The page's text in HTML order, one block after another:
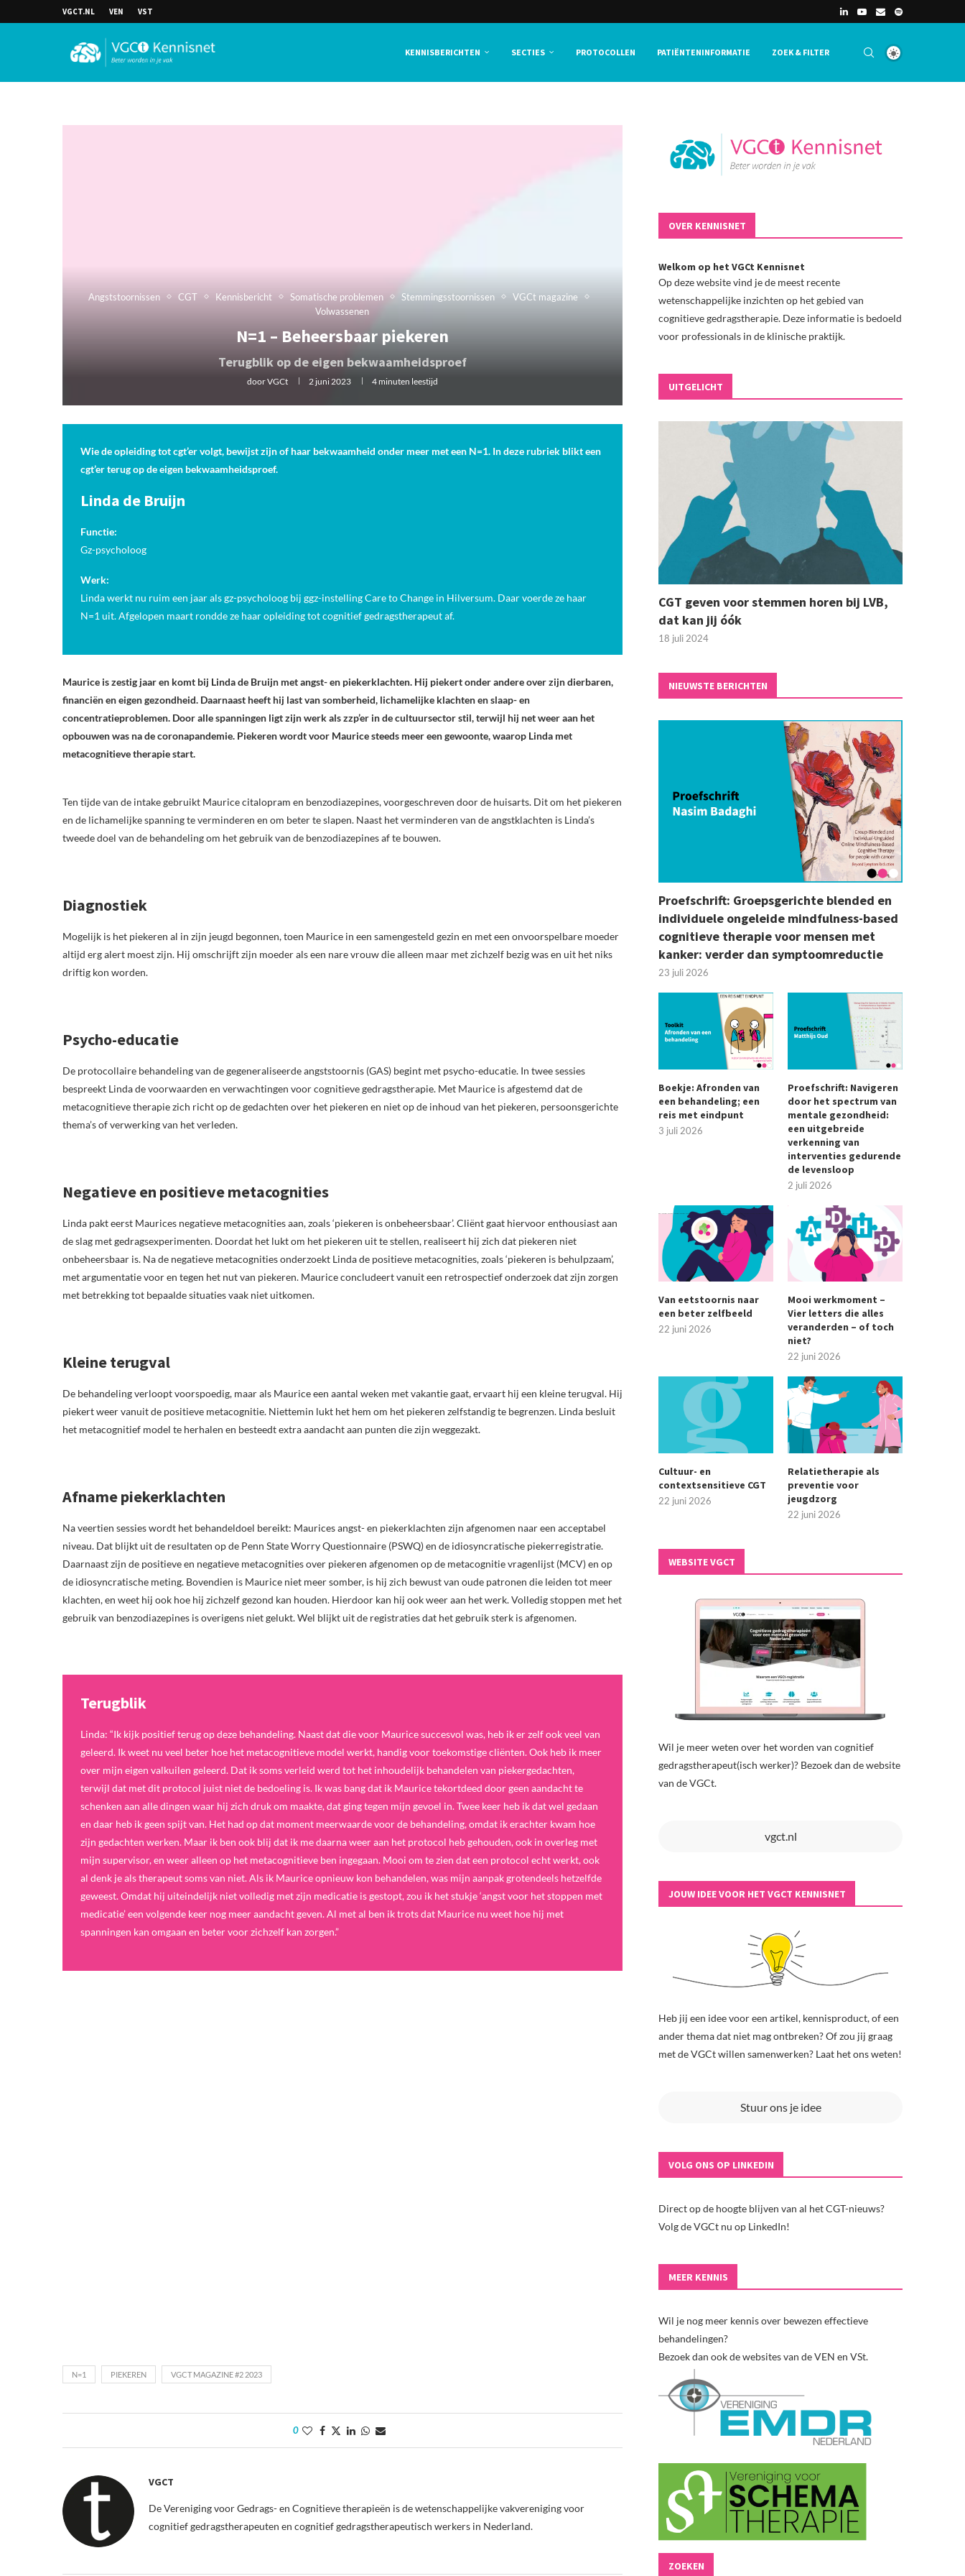
VGCT.NL VEN VST
KENNISBERICHTEN SECTIES PROTOCOLLEN PATIËNTENINFORMATIE ZOEK & FILTER
Angststoornissen CGT Kennisbericht Somatische problemen Stemmingsstoornissen
VGCt magazine
Volwassenen
N=1 – Beheersbaar piekeren
Terugblik op de eigen bekwaamheidsproef
doorVGCt 2 juni 2023 4 minuten leestijd
Wie de opleiding tot cgt’er volgt, bewijst zijn of haar bekwaamheid onder meer met een N=1. In deze rubriek blikt een
cgt’er terug op de eigen bekwaamheidsproef.
Linda de Bruijn
Functie:
Gz-psycholoog
Werk:
Linda werkt nu ruim een jaar als gz-psycholoog bij ggz-instelling Care to Change in Hilversum. Daar voerde ze haar
N=1 uit. Afgelopen maart rondde ze haar opleiding tot cognitief gedragstherapeut af.
Maurice is zestig jaar en komt bij Linda de Bruijn met angst- en piekerklachten. Hij piekert onder andere over zijn dierbaren,
financiën en eigen gezondheid. Daarnaast heeft hij last van somberheid, lichamelijke klachten en slaap- en
concentratieproblemen. Door alle spanningen ligt zijn werk als zzp’er in de cultuursector stil, terwijl hij net weer aan het
opbouwen was na de coronapandemie. Piekeren wordt voor Maurice steeds meer een gewoonte, waarop Linda met
metacognitieve therapie start.
Ten tijde van de intake gebruikt Maurice citalopram en benzodiazepines, voorgeschreven door de huisarts. Dit om het piekeren
en de lichamelijke spanning te verminderen en om beter te slapen. Naast het verminderen van de angstklachten is Linda’s
tweede doel van de behandeling om het gebruik van de benzodiazepines af te bouwen.
Diagnostiek
Mogelijk is het piekeren al in zijn jeugd begonnen, toen Maurice in een samengesteld gezin en met een onvoorspelbare moeder
altijd erg alert moest zijn. Hij omschrijft zijn moeder als een nare vrouw die alleen maar met zichzelf bezig was en uit het niks
driftig kon worden.
Psycho-educatie
De protocollaire behandeling van de gegeneraliseerde angststoornis (GAS) begint met psycho-educatie. In twee sessies
bespreekt Linda de voorwaarden en verwachtingen voor cognitieve gedragstherapie. Met Maurice is afgestemd dat de
metacognitieve therapie zich richt op de gedachten over het piekeren en niet op de inhoud van het piekeren, persoonsgerichte
thema’s of verwerking van het verleden.
Negatieve en positieve metacognities
Linda pakt eerst Maurices negatieve metacognities aan, zoals ‘piekeren is onbeheersbaar’. Cliënt gaat hiervoor enthousiast aan
de slag met gedragsexperimenten. Doordat het lukt om het piekeren uit te stellen, realiseert hij zich dat piekeren niet
onbeheersbaar is. Na de negatieve metacognities onderzoekt Linda de positieve metacognities, zoals ‘piekeren is behulpzaam’,
met argumentatie voor en tegen het nut van piekeren. Maurice concludeert vanuit een retrospectief onderzoek dat zijn zorgen
met betrekking tot bepaalde situaties vaak niet uitkomen.
Kleine terugval
De behandeling verloopt voorspoedig, maar als Maurice een aantal weken met vakantie gaat, ervaart hij een kleine terugval. Hij
piekert weer vanuit de positieve metacognitie. Niettemin lukt het hem om het piekeren zelfstandig te begrenzen. Linda besluit
het metacognitief model te herhalen en besteedt extra aandacht aan punten die zijn weggezakt.
Afname piekerklachten
Na veertien sessies wordt het behandeldoel bereikt: Maurices angst- en piekerklachten zijn afgenomen naar een acceptabel
niveau. Dat blijkt uit de resultaten op de Penn State Worry Questionnaire (PSWQ) en de idiosyncratische piekerregistratie.
Daarnaast zijn de positieve en negatieve metacognities over piekeren afgenomen op de metacognitie vragenlijst (MCV) en op
de idiosyncratische meting. Bovendien is Maurice niet meer somber, is hij zich bewust van oude patronen die leiden tot meer
klachten, en weet hij ook hoe hij zichzelf gezond kan houden. Hierdoor kan hij ook weer aan het werk. Volledig stoppen met het
gebruik van benzodiazepines is overigens niet gelukt. Wel blijkt uit de registraties dat het gebruik sterk is afgenomen.
Terugblik
Linda: “Ik kijk positief terug op deze behandeling. Naast dat die voor Maurice succesvol was, heb ik er zelf ook veel van
geleerd. Ik weet nu veel beter hoe het metacognitieve model werkt, handig voor toekomstige cliënten. Ook heb ik meer
over mijn eigen valkuilen geleerd. Dat ik soms verleid werd tot het inhoudelijk behandelen van piekergedachten,
terwijl dat met dit protocol juist niet de bedoeling is. Ik was bang dat ik Maurice tekortdeed door geen aandacht te
schenken aan alle dingen waar hij zich druk om maakte, dat ging tegen mijn gevoel in. Twee keer heb ik dat wel gedaan
en daar heb ik geen spijt van. Het had op dat moment meerwaarde voor de behandeling, omdat ik erachter kwam hoe
zijn gedachten werken. Maar ik ben ook blij dat ik me daarna weer aan het protocol heb gehouden, ook in overleg met
mijn supervisor, en weer alleen op het metacognitieve ben ingegaan. Mooi om te zien dat een protocol echt werkt, ook
al denk je als therapeut soms van niet. Als ik Maurice opnieuw kon behandelen, was mijn aanpak grotendeels hetzelfde
geweest. Omdat hij uiteindelijk niet volledig met zijn medicatie is gestopt, zou ik het stukje ‘angst voor het stoppen met
medicatie’ een volgende keer nog meer aandacht geven. Al met al ben ik trots dat Maurice nu weet hoe hij met
spanningen kan omgaan en beter voor zichzelf kan zorgen.”
N=1 PIEKEREN VGCT MAGAZINE #2 2023
0
VGCT
De Vereniging voor Gedrags- en Cognitieve therapieën is de wetenschappelijke vakvereniging voor
cognitief gedragstherapeuten en cognitief gedragstherapeutisch werkers in Nederland.
OVER KENNISNET
Welkom op het VGCt Kennisnet
Op deze website vind je de meest recente
wetenschappelijke inzichten op het gebied van
cognitieve gedragstherapie. Deze informatie is bedoeld
voor professionals in de klinische praktijk.
UITGELICHT
CGT geven voor stemmen horen bij LVB,
dat kan jij óók
18 juli 2024
NIEUWSTE BERICHTEN
Proefschrift: Groepsgerichte blended en
individuele ongeleide mindfulness-based
cognitieve therapie voor mensen met
kanker: verder dan symptoomreductie
23 juli 2026
Boekje: Afronden van
een behandeling; een
reis met eindpunt
3 juli 2026
Proefschrift: Navigeren
door het spectrum van
mentale gezondheid:
een uitgebreide
verkenning van
interventies gedurende
de levensloop
2 juli 2026
Van eetstoornis naar
een beter zelfbeeld
22 juni 2026
Mooi werkmoment –
Vier letters die alles
veranderden – of toch
niet?
22 juni 2026
Cultuur- en
contextsensitieve CGT
22 juni 2026
Relatietherapie als
preventie voor
jeugdzorg
22 juni 2026
WEBSITE VGCT
Wil je meer weten over het worden van cognitief
gedragstherapeut(isch werker)? Bezoek dan de website
van de VGCt.
vgct.nl
JOUW IDEE VOOR HET VGCT KENNISNET
Heb jij een idee voor een artikel, kennisproduct, of een
ander thema dat niet mag ontbreken? Of zou jij graag
met de VGCt willen samenwerken? Laat het ons weten!
Stuur ons je idee
VOLG ONS OP LINKEDIN
Direct op de hoogte blijven van al het CGT-nieuws?
Volg de VGCt nu op LinkedIn!
MEER KENNIS
Wil je nog meer kennis over bewezen effectieve
behandelingen?
Bezoek dan ook de websites van de VEN en VSt.
ZOEKEN